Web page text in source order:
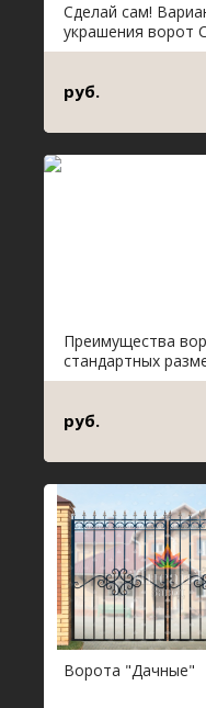
Сделай сам!
украшения ворот
руб.
Преимущества
стандартных
руб.
Ворота "Дачные"